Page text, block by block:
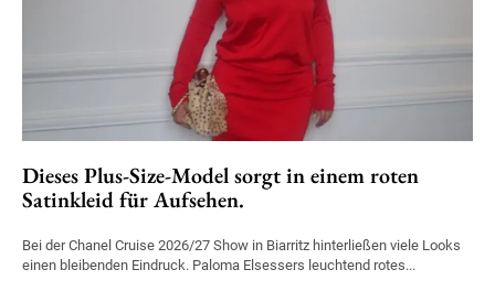
Dieses Plus-Size-Model sorgt in einem roten
Satinkleid für Aufsehen.
Bei der Chanel Cruise 2026/27 Show in Biarritz hinterließen viele Looks
einen bleibenden Eindruck. Paloma Elsessers leuchtend rotes...